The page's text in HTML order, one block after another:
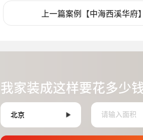
上一篇案例【中海西溪华府
我家装成这样要花多少